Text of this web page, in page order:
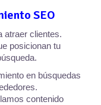
SEO
atraer clientes.
posicionan tu
en búsquedas
contenido